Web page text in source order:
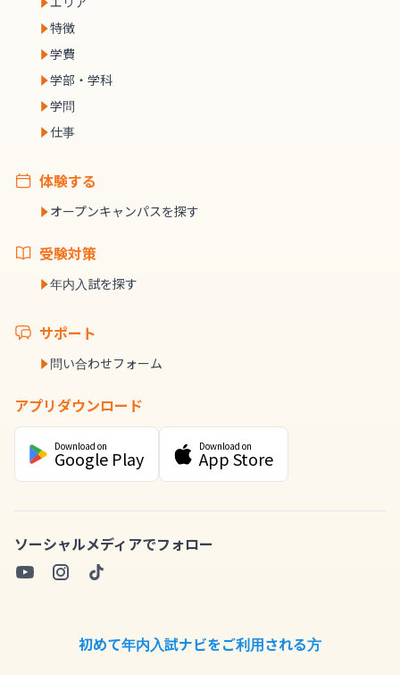
特徴
学費
学部・学科
学問
仕事
体験する
オープンキャンパスを探す
受験対策
年内入試を探す
サポート
問い合わせフォーム
アプリダウンロード
Download on
Google Play
Download on
App Store
ソーシャルメディアでフォロー
初めて年内入試ナビをご利用される方